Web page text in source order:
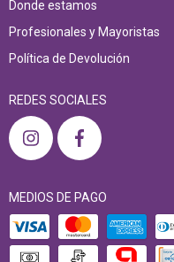
Donde estamos
Profesionales y Mayoristas
Política de Devolución
REDES SOCIALES
MEDIOS DE PAGO